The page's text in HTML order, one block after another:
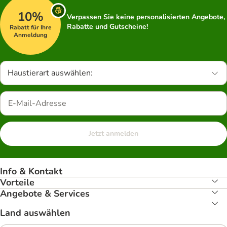
10%
Rabatt für Ihre
Anmeldung
Verpassen Sie keine personalisierten Angebote,
Rabatte und Gutscheine!
Haustierart auswählen:
Jetzt anmelden
Info & Kontakt
Vorteile
Angebote & Services
Land auswählen